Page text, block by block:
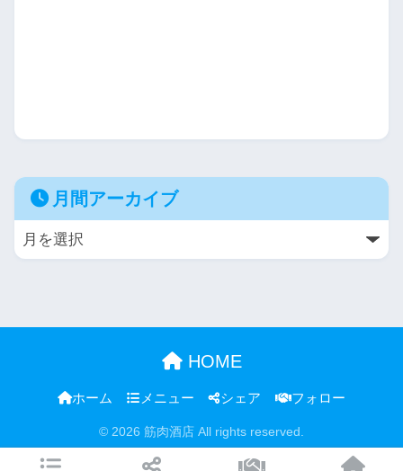
月間アーカイブ
HOME
ホーム メニュー シェア フォロー
© 2026 筋肉酒店 All rights reserved.